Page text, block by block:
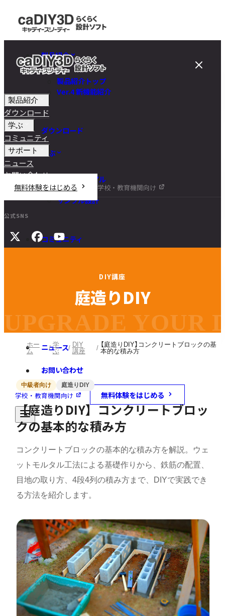
製品紹介
製品紹介トップ
Ver.4 新機能紹介
ダウンロード
学ぶ
チュートリアル
DIY講座
サンプル設計
コミュニティ
よくある質問
マニュアル
旧バージョンダウンロード
ニュース
お問い合わせ
学校・教育機関向け 無料体験をはじめる
製品紹介
ダウンロード
学ぶ
コミュニティ
サポート
ニュース
お問い合わせ
無料体験をはじめる
学校・教育機関向け
公式SNS
D IY講座
庭造りDIY
UPGRADE YOUR
ホー
ム
学
ぶ
DIY
講座
【庭造りDIY】コンクリートブロックの基
本的な積み方
中級者向け 庭造りDIY
【庭造りDIY】コンクリートブロッ
クの基本的な積み方
コンクリートブロックの基本的な積み方を解説。ウェ
ットモルタル工法による基礎作りから、鉄筋の配置、
目地の取り方、4段4列の積み方まで、DIYで実践でき
る方法を紹介します。